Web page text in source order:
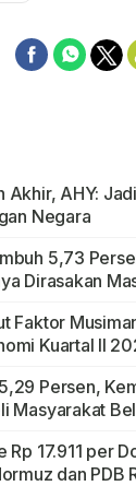
Akhir, AHY:
Negara
5,73
Dirasakan
Faktor
Kuartal II
Persen,
Masyarakat
Rp 17.911 per
dan PDB